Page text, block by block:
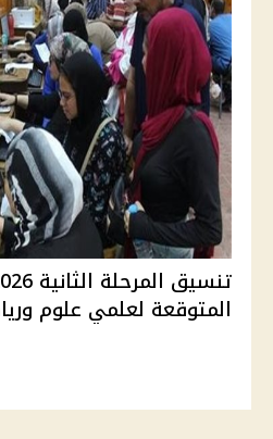
المتوقعة لعلمي علوم